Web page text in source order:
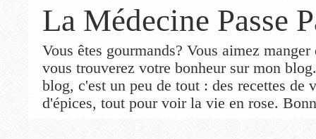
La Médecine Passe
Vous êtes gourmands? Vous aimez
vous trouverez votre bonheur sur mon
blog, c'est un peu de tout : des recettes de
d'épices, tout pour voir la vie en rose.